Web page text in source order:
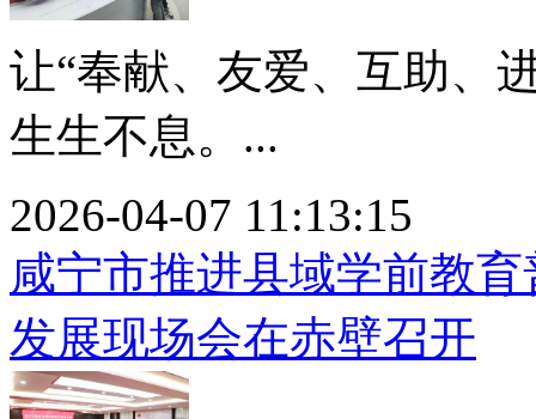
让“奉献、友爱、互助、
生生不息。...
2026-04-07 11:13:15
咸宁市推进县域学前教
发展现场会在赤壁召开